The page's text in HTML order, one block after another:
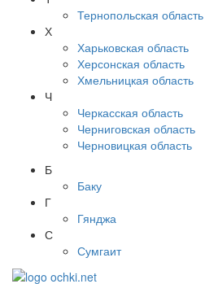
Тернопольская область
Х
Харьковская область
Херсонская область
Хмельницкая область
Ч
Черкасская область
Черниговская область
Черновицкая область
Б
Баку
Г
Гянджа
С
Сумгаит